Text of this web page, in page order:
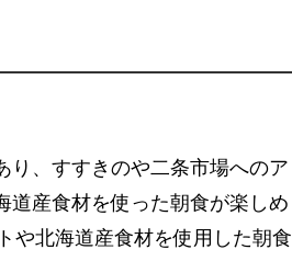
り、すすきのや二条市場へのア
道産食材を使った朝食が楽しめ
や北海道産食材を使用した朝食